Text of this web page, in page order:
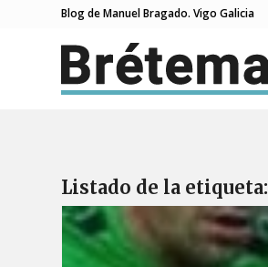
Blog de Manuel Bragado. Vigo Galicia
Listado de la etiqueta: